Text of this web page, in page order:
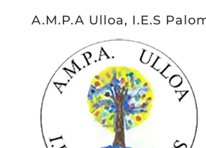
A.M.P.A Ulloa, I.E.S